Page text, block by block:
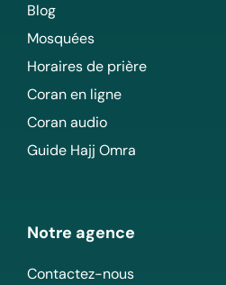
Blog
Mosquées
Horaires de prière
Coran en ligne
Coran audio
Guide Hajj Omra
Notre agence
Contactez-nous